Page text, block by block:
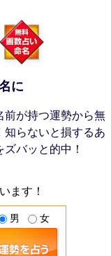
に
前が持つ運勢から無
知らないと損するあ
バッと的中！
ます！
男 女